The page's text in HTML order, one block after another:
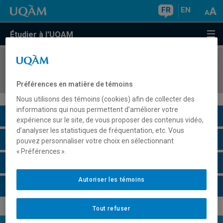
FR EN
Étudier à l'UQAM
COURS//
Description du cours
Horaire - Été 2026
Préférences en matière de témoins
Nous utilisons des témoins (cookies) afin de collecter des
informations qui nous permettent d’améliorer votre
expérience sur le site, de vous proposer des contenus vidéo,
d’analyser les statistiques de fréquentation, etc. Vous
pouvez personnaliser votre choix en sélectionnant
« Préférences ».
Tout refuser
Autoriser les témoins